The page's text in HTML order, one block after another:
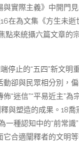
實際主義》中開門
在為文集《方生未
點來統攝六篇文章的
止的“五四”新文明
卻與民眾相分別，
迷信”“平易近主”為
與塑造的成果。18
種認知中的“前常
合適闡釋者的文明